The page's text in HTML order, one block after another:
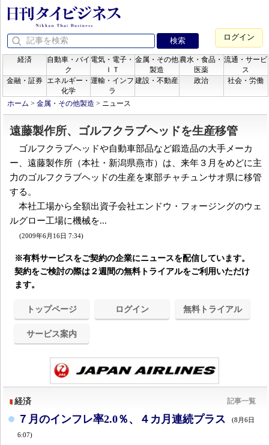
ログイン
経済
自動車・バイ
ク
電気・電子・
ＩＴ
金属・その他
製造
農水・食品・
医薬
流通・サービ
ス
金融・証券
エネルギー・
化学
運輸・インフ
ラ
建設・不動産 政治 社会・労働
ホーム > 金属・その他製造 > ニュース
遠藤製作所、ゴルフクラブヘッドを生産移管
ゴルフクラブヘッドや自動車部品など鍛造品の大手メーカ
ー、遠藤製作所（本社・新潟県燕市）は、来年３月をめどに主
力のゴルフクラブヘッドの生産を東部チャチュンサオ県に移管
する。
本社工場から全額出資子会社エンドウ・フォージングのウェ
ルグロー工場に機械を...
(2009年6月16日 7:34)
※有料サービスをご契約の企業にニュースを配信しています。
契約をご検討の際は２週間の無料トライアルをご利用いただけ
ます。
トップページ ログイン 無料トライアル
サービス案内
経済 記事一覧
７月のインフレ率2.0％、４カ月連続プラス (8月6日
6:07)